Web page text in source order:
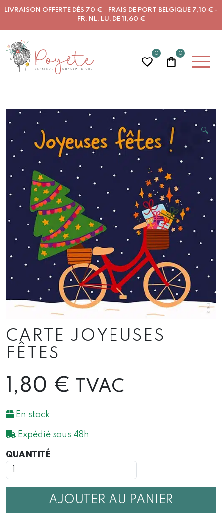
LIVRAISON OFFERTE DÈS 70 € FRAIS DE PORT BELGIQUE 7,10 € -
FR, NL, LU, DE 11,60 €
0 0
🔍
CARTE JOYEUSES
FÊTES
1,80 € TVAC
En stock
Expédié sous 48h
QUANTITÉ
JOYEUSES
FÊTES
AJOUTER AU PANIER